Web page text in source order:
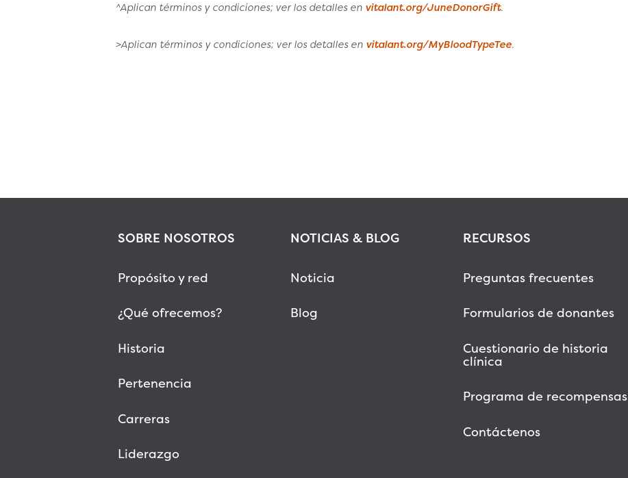
^Aplican términos y condiciones; ver los detalles en vitalant.org/JuneDonorGift.
>Aplican términos y condiciones; ver los detalles en vitalant.org/MyBloodTypeTee.
SOBRE NOSOTROS
Propósito y red
¿Qué ofrecemos?
Historia
Pertenencia
Carreras
Liderazgo
NOTICIAS & BLOG
Noticia
Blog
RECURSOS
Preguntas frecuentes
Formularios de donantes
Cuestionario de historia
clínica
Programa de recompensas
Contáctenos